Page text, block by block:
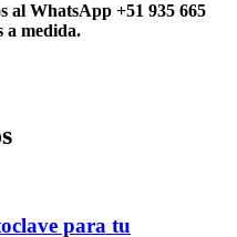
al WhatsApp +51 935 665
a medida.
para tu